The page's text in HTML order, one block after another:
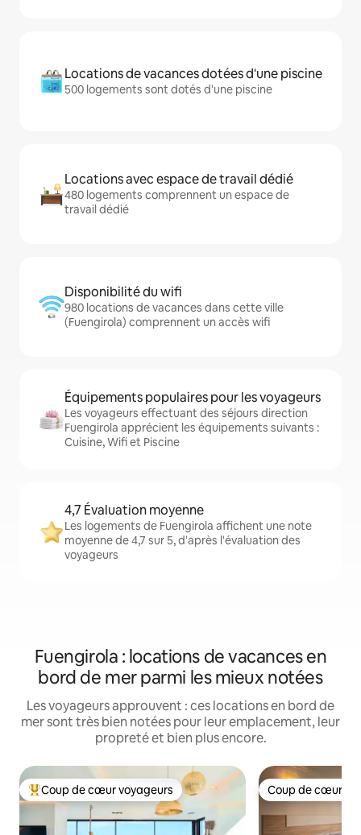
Locations de vacances dotées d'une piscine
500 logements sont dotés d'une piscine
Locations avec espace de travail dédié
480 logements comprennent un espace de
travail dédié
Disponibilité du wifi
980 locations de vacances dans cette ville
(Fuengirola) comprennent un accès wifi
Équipements populaires pour les voyageurs
Les voyageurs effectuant des séjours direction
Fuengirola apprécient les équipements suivants :
Cuisine, Wifi et Piscine
4,7 Évaluation moyenne
Les logements de Fuengirola affichent une note
moyenne de 4,7 sur 5, d'après l'évaluation des
voyageurs
Fuengirola : locations de vacances en
bord de mer parmi les mieux notées
Les voyageurs approuvent : ces locations en bord de
mer sont très bien notées pour leur emplacement, leur
propreté et bien plus encore.
Coups de cœur voyageurs les plus appréciés
Coup de cœur voyageurs Coup de cœur
Coup de cœur